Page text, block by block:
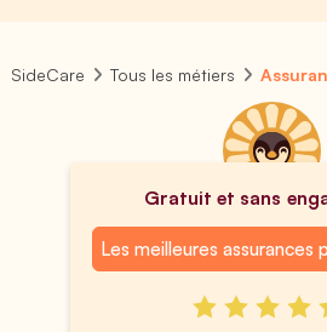
SideCare Tous les métiers
Gratuit et sans
Les meilleures assurances